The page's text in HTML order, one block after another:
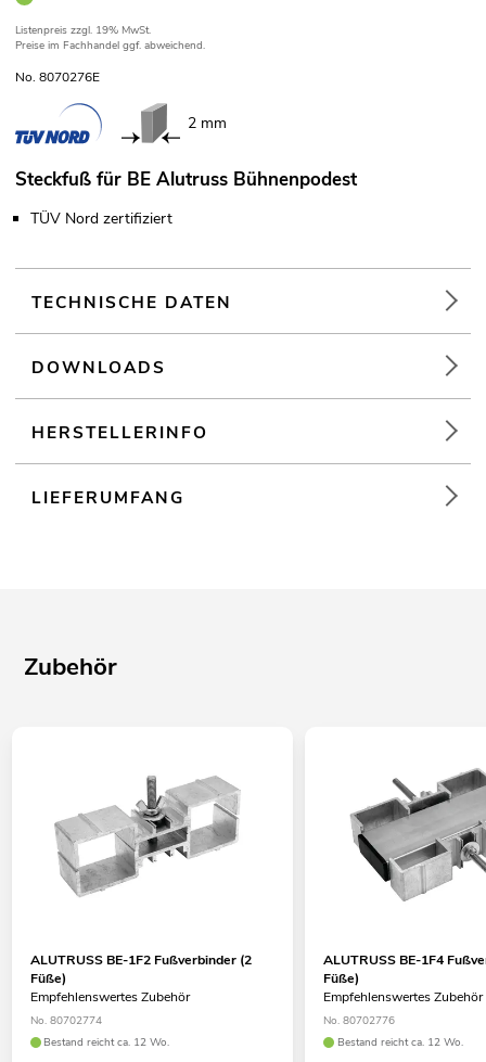
Listenpreis zzgl. 19% MwSt.
Preise im Fachhandel ggf. abweichend.
No. 8070276E
2 mm
Steckfuß für BE Alutruss Bühnenpodest
TÜV Nord zertifiziert
TECHNISCHE DATEN
DOWNLOADS
HERSTELLERINFO
LIEFERUMFANG
Zubehör
ALUTRUSS BE-1F2 Fußverbinder (2
Füße)
Empfehlenswertes Zubehör
No. 80702774
Bestand reicht ca. 12 Wo.
ALUTRUSS BE-1F4
Füße)
Empfehlenswertes Zubehör
No. 80702776
Bestand reicht ca. 12 Wo.